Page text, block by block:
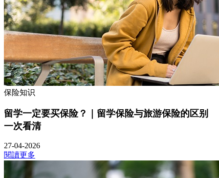
保险知识
留学一定要买保险？｜留学保险与旅游保险的区别
一次看清
27-04-2026
閱讀更多